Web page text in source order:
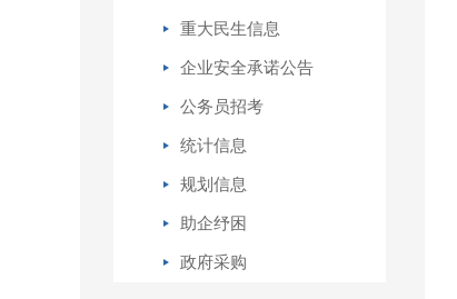
重大民生信息
企业安全承诺公告
公务员招考
统计信息
规划信息
助企纾困
政府采购